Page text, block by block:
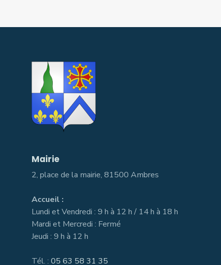
Mairie
2, place de la mairie, 81500 Ambres
Accueil :
Lundi et Vendredi : 9 h à 12 h / 14 h à 18 h
Mardi et Mercredi : Fermé
Jeudi : 9 h à 12 h
Tél. : 05 63 58 31 35